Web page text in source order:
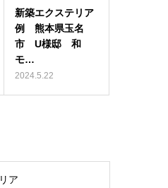
新築エクステリア
例 熊本県玉名
市 U様邸 和
モ…
2024.5.22
ア